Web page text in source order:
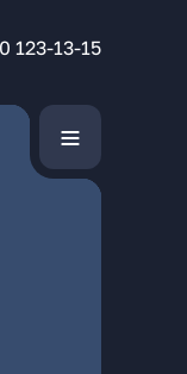
123-13-15